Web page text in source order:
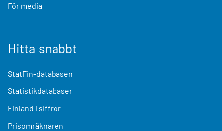
För media
Hitta snabbt
StatFin-databasen
Statistikdatabaser
Finland i siffror
Prisomräknaren